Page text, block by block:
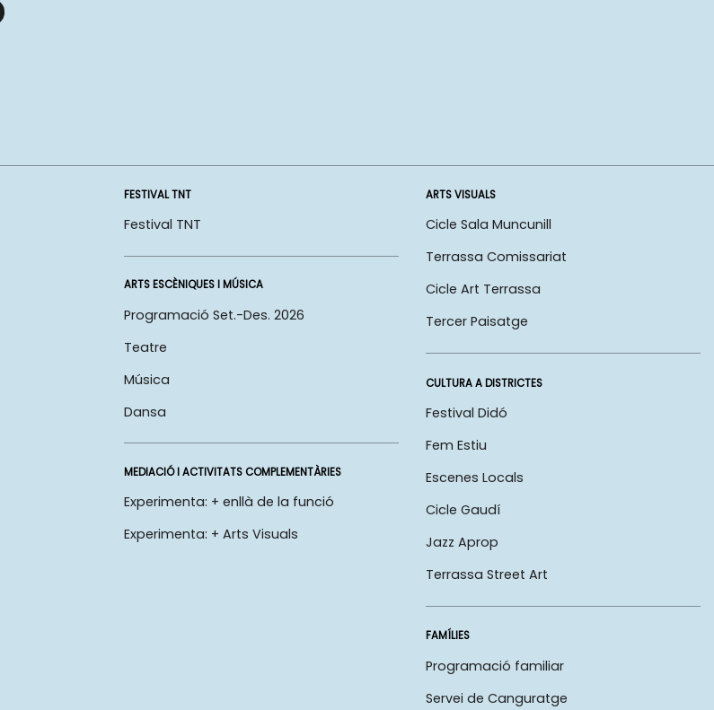
FESTIVAL TNT
Festival TNT
ARTS ESCÈNIQUES I MÚSICA
Programació Set.-Des. 2026
Teatre
Música
Dansa
MEDIACIÓ I ACTIVITATS COMPLEMENTÀRIES
Experimenta: + enllà de la funció
Experimenta: + Arts Visuals
ARTS VISUALS
Cicle Sala Muncunill
Terrassa Comissariat
Cicle Art Terrassa
Tercer Paisatge
CULTURA A DISTRICTES
Festival Didó
Fem Estiu
Escenes Locals
Cicle Gaudí
Jazz Aprop
Terrassa Street Art
FAMÍLIES
Programació familiar
Servei de Canguratge